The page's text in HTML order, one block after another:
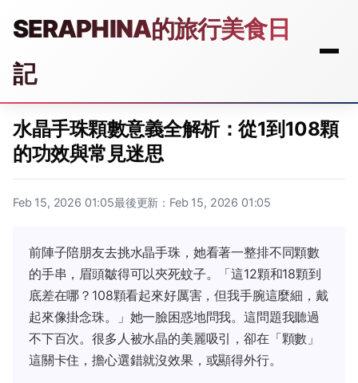
SERAPHINA的旅行美食日
記
水晶手珠顆數意義全解析：從1到108顆
的功效與常見迷思
Feb 15, 2026 01:05最後更新：Feb 15, 2026 01:05
前陣子陪朋友去挑水晶手珠，她看著一整排不同顆數
的手串，眉頭皺得可以夾死蚊子。「這12顆和18顆到
底差在哪？108顆看起來好厲害，但我手腕這麼細，戴
起來像掛念珠。」她一臉困惑地問我。這問題我聽過
不下百次。很多人被水晶的美麗吸引，卻在「顆數」
這關卡住，擔心選錯就沒效果，或顯得外行。